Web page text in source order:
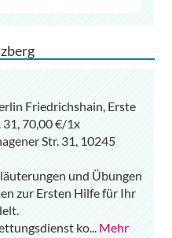
Friedrichshain, Erste
31, 70,00 €/1x
Str. 31, 10245
und Übungen
zur Ersten Hilfe für Ihr
ko... Mehr